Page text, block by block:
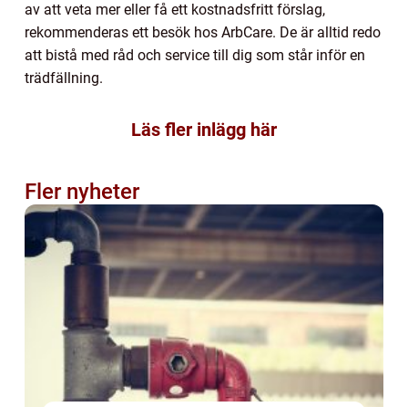
av att veta mer eller få ett kostnadsfritt förslag,
rekommenderas ett besök hos ArbCare. De är alltid redo
att bistå med råd och service till dig som står inför en
trädfällning.
Läs fler inlägg här
Fler nyheter